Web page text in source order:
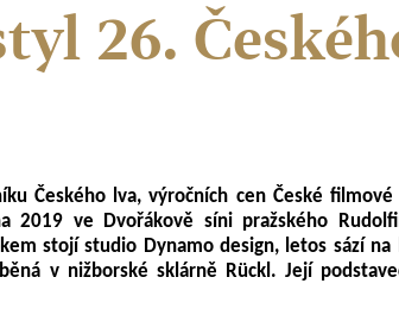
26.
Českého lva, výročních cen České filmové
2019 ve Dvořákově síni pražského
stojí studio Dynamo design, letos sází na
v nižborské sklárně Rückl. Její